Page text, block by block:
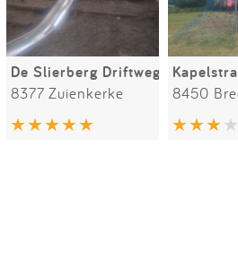
De Slierberg Driftweg
8377 Zuienkerke 8450